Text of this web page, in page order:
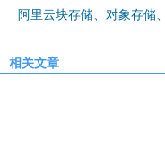
阿里云块存储、对象存储
相关文章